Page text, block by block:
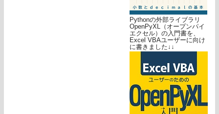
Pythonの外部ライブラリ
OpenPyXL（オープンパイ
エクセル）の入門書を、
Excel VBAユーザーに向け
に書きました↓↓